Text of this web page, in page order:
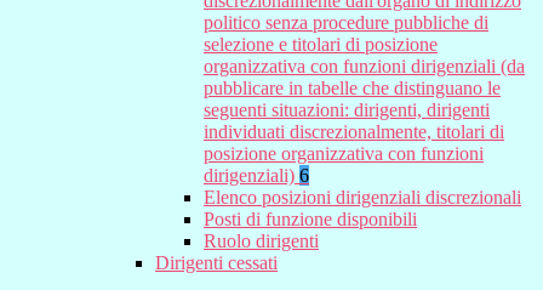
politico senza procedure pubbliche di
selezione e titolari di posizione
organizzativa con funzioni dirigenziali (da
pubblicare in tabelle che distinguano le
seguenti situazioni: dirigenti, dirigenti
individuati discrezionalmente, titolari di
posizione organizzativa con funzioni
dirigenziali) 6
Elenco posizioni dirigenziali discrezionali
Posti di funzione disponibili
Ruolo dirigenti
Dirigenti cessati